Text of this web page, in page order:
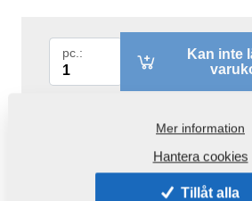
pc.:
Kan inte
Endast en uppskattning
leveransdatum görs, det är en
Mer information
Hantera cookies
Tillåt alla